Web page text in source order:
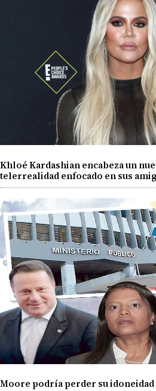
Khloé Kardashian encabeza un
telerrealidad enfocado en sus
Moore podría perder su